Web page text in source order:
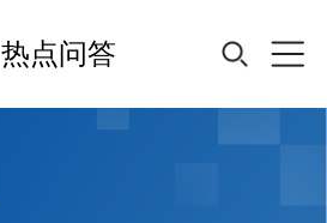
热点问答